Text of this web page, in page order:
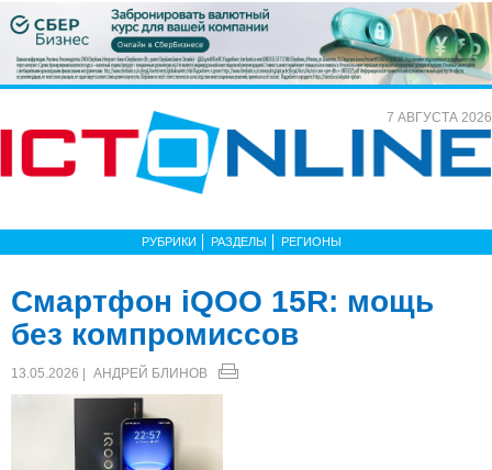
7 АВГУСТА 2026
РУБРИКИ РАЗДЕЛЫ РЕГИОНЫ
Смартфон iQOO 15R: мощь
без компромиссов
13.05.2026 | АНДРЕЙ БЛИНОВ